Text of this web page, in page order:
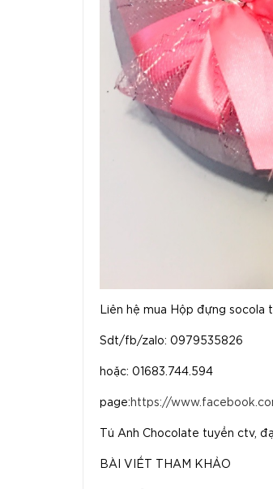
Liên hệ mua Hộp đựng socola
Sdt/fb/zalo: 0979535826
hoặc: 01683.744.594
page: https://
Tú Anh Chocolate tuyển ctv,
BÀI VIẾT THAM KHẢO